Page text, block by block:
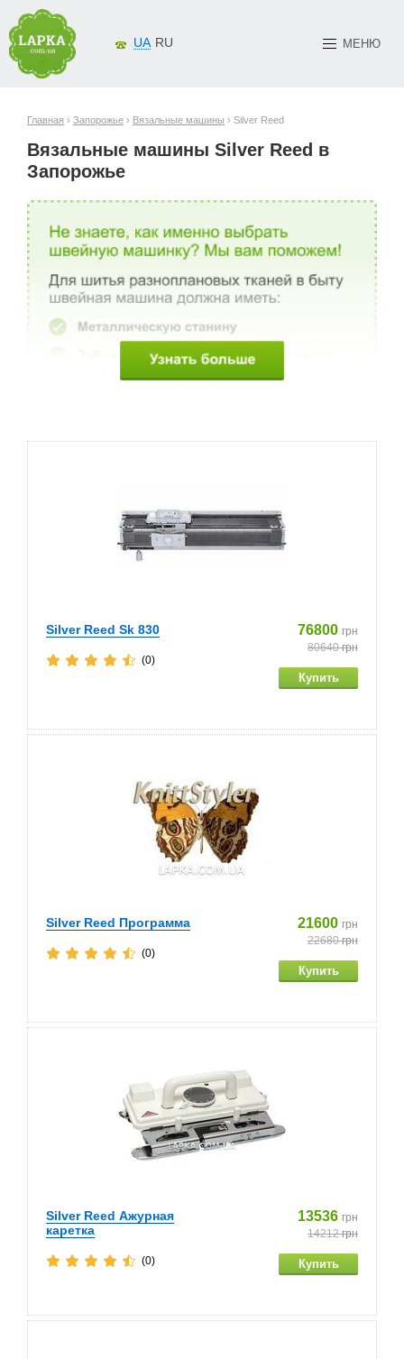
МЕНЮ
UA RU
Главная › Запорожье › Вязальные машины › Silver Reed
Вязальные машины Silver Reed в
Запорожье
Silver Reed Sk 830 76800 грн
80640грн
(0)
Silver Reed Программа 21600 грн
22680грн
(0)
Silver Reed Ажурная
каретка
13536 грн
14212грн
(0)